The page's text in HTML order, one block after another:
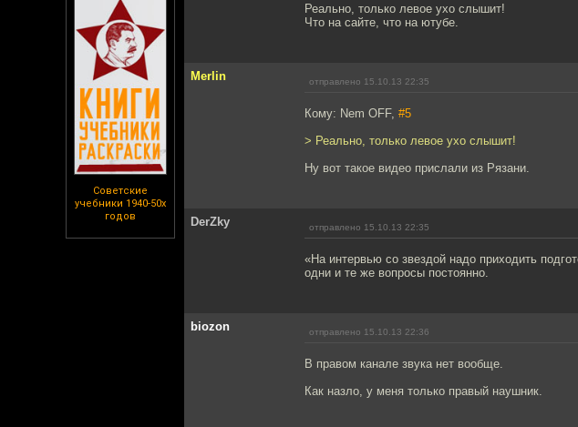
Советские
учебники 1940-50х
годов
Реально, только левое ухо слышит!
Что на сайте, что на ютубе.
Merlin отправлено 15.10.13 22:35
Кому: Nem OFF, #5
> Реально, только левое ухо слышит!
Ну вот такое видео прислали из Рязани.
DerZky отправлено 15.10.13 22:35
«На интервью со звездой надо приходить
одни и те же вопросы постоянно.
biozon отправлено 15.10.13 22:36
В правом канале звука нет вообще.
Как назло, у меня только правый наушник.